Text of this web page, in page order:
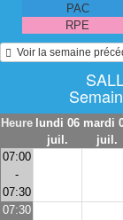
PAC
RPE
Voir la semaine
Heure lundi 06
juil.
mardi
juil.
07:00
-
07:30
07:30